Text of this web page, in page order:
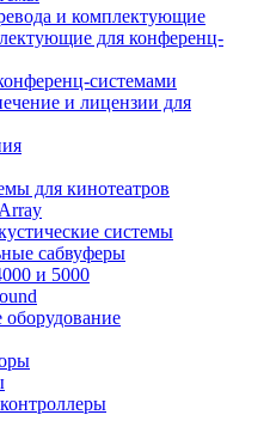
и комплектующие
для конференц-
системами
и лицензии для
для кинотеатров
системы
сабвуферы
и 5000